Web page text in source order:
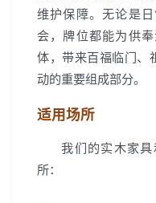
维护保障。无论是
会，牌位都能为供
体，带来百福临门、
动的重要组成部分。
适用场所
我们的实木家
所：